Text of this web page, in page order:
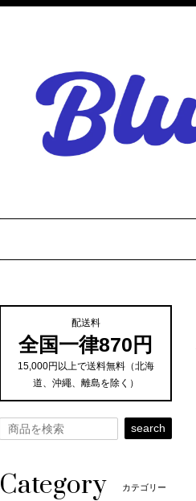
配送料
全国一律870円
15,000円以上で送料無料（北海
道、沖繩、離島を除く）
search
Category カテゴリー